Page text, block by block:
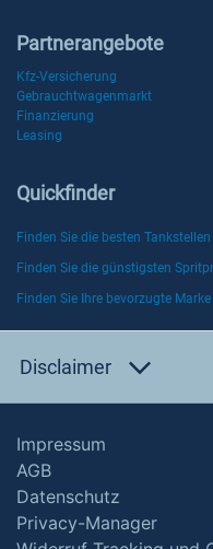
Partnerangebote
Kfz-Versicherung
Gebrauchtwagenmarkt
Finanzierung
Leasing
Quickfinder
Finden Sie die besten Tankstellen
Finden Sie die günstigsten
Finden Sie Ihre bevorzugte Marke
Disclaimer
Impressum
AGB
Datenschutz
Privacy-Manager